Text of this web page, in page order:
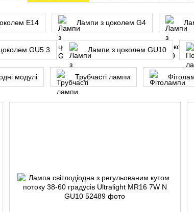
Е14 Лампи з цоколем G4
GU5.3 Лампи з цоколем GU10
модулі Трубчасті лампи